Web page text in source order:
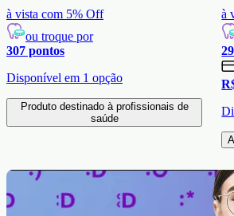
à vista com 5% Off
ou troque por
307 pontos
Disponível em 1 opção
Produto destinado à profissionais de
saúde
à
29